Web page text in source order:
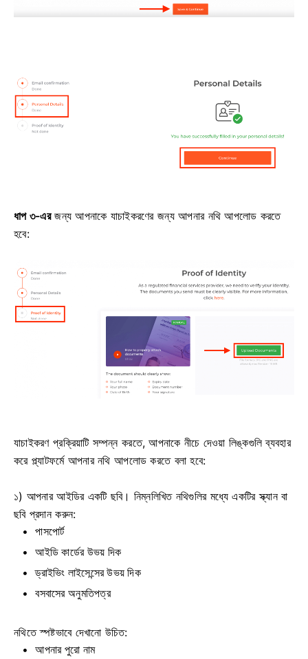
ধাপ ৩-এরজন্য আপনাকে যাচাইকরণের জন্য আপনার নথি আপলোড করতে
হবে:
যাচাইকরণ প্রক্রিয়াটি সম্পন্ন করতে, আপনাকে নীচে দেওয়া লিঙ্কগুলি ব্যবহার
করে প্ল্যাটফর্মে আপনার নথি আপলোড করতে বলা হবে:
১) আপনার আইডির একটি ছবি। নিম্নলিখিত নথিগুলির মধ্যে একটির স্ক্যান বা
ছবি প্রদান করুন:
পাসপোর্ট
আইডি কার্ডের উভয় দিক
ড্রাইভিং লাইসেন্সের উভয় দিক
বসবাসের অনুমতিপত্র
নথিতে স্পষ্টভাবে দেখানো উচিত:
আপনার পুরো নাম